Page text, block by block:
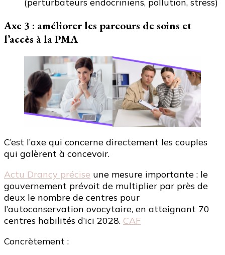
(perturbateurs endocriniens, pollution, stress)
Axe 3 : améliorer les parcours de soins et
l’accès à la PMA
C’est l’axe qui concerne directement les couples
qui galèrent à concevoir.
Actu Drancy précise une mesure importante : le
gouvernement prévoit de multiplier par près de
deux le nombre de centres pour
l’autoconservation ovocytaire, en atteignant 70
centres habilités d’ici 2028. CAF
Concrètement :